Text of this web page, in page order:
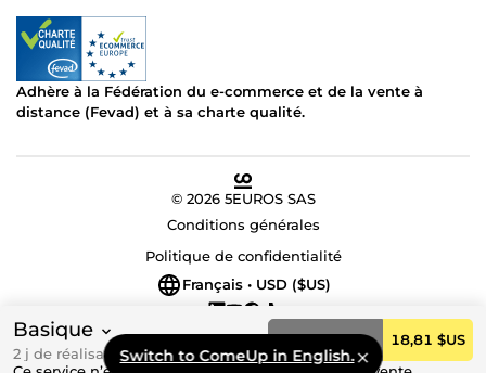
Basique
2 j de réalisation
Commander
18,81 $US
Switch to ComeUp in English.
Adhère à la Fédération du e-commerce et de la vente à
distance (Fevad) et à sa charte qualité.
© 2026 5EUROS SAS
Conditions générales
Politique de confidentialité
Français • USD ($US)